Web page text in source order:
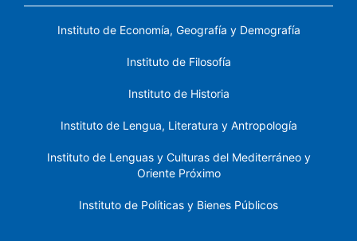
Instituto de Economía, Geografía y Demografía
Instituto de Filosofía
Instituto de Historia
Instituto de Lengua, Literatura y Antropología
Instituto de Lenguas y Culturas del Mediterráneo y
Oriente Próximo
Instituto de Políticas y Bienes Públicos